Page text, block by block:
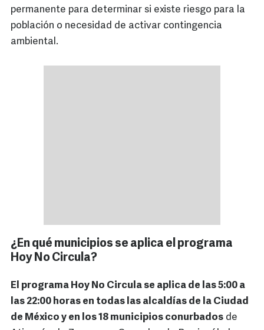
permanente para determinar si existe riesgo para la
población o necesidad de activar contingencia
ambiental.
¿En qué municipios se aplica el programa
Hoy No Circula?
El programa Hoy No Circula se aplica de las 5:00 a
las 22:00 horas en todas las alcaldías de la Ciudad
de México y en los 18 municipios conurbados de